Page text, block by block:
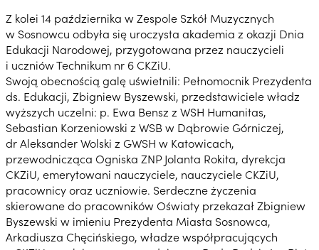
Z kolei 14 października w Zespole Szkół Muzycznych
w Sosnowcu odbyła się uroczysta akademia z okazji Dnia
Edukacji Narodowej, przygotowana przez nauczycieli
i uczniów Technikum nr 6 CKZiU.
Swoją obecnością galę uświetnili: Pełnomocnik Prezydenta
ds. Edukacji, Zbigniew Byszewski, przedstawiciele władz
wyższych uczelni: p. Ewa Bensz z WSH Humanitas,
Sebastian Korzeniowski z WSB w Dąbrowie Górniczej,
dr Aleksander Wolski z GWSH w Katowicach,
przewodnicząca Ogniska ZNP Jolanta Rokita, dyrekcja
CKZiU, emerytowani nauczyciele, nauczyciele CKZiU,
pracownicy oraz uczniowie. Serdeczne życzenia
skierowane do pracowników Oświaty przekazał Zbigniew
Byszewski w imieniu Prezydenta Miasta Sosnowca,
Arkadiusza Chęcińskiego, władze współpracujących